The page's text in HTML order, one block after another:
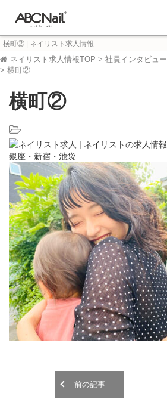
横町② | ネイリスト求人情報
ネイリスト求人情報TOP > 社員インタビュー
> 横町②
横町②
前の記事